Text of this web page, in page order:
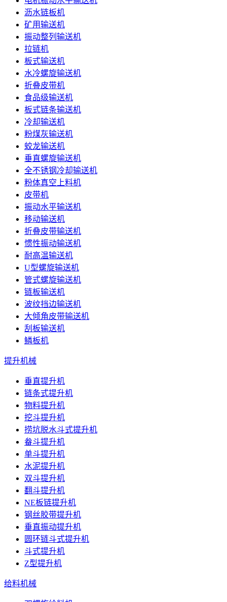
沥水链板机
矿用输送机
振动整列输送机
拉链机
板式输送机
水冷螺旋输送机
折叠皮带机
食品级输送机
板式链条输送机
冷却输送机
粉煤灰输送机
蛟龙输送机
垂直螺旋输送机
全不锈钢冷却输送机
粉体真空上料机
皮带机
振动水平输送机
移动输送机
折叠皮带输送机
惯性振动输送机
耐高温输送机
U型螺旋输送机
管式螺旋输送机
链板输送机
波纹挡边输送机
大倾角皮带输送机
刮板输送机
鳞板机
提升机械
垂直提升机
链条式提升机
物料提升机
挖斗提升机
捞坑脱水斗式提升机
畚斗提升机
单斗提升机
水泥提升机
双斗提升机
翻斗提升机
NE板链提升机
钢丝胶带提升机
垂直振动提升机
圆环链斗式提升机
斗式提升机
Z型提升机
给料机械